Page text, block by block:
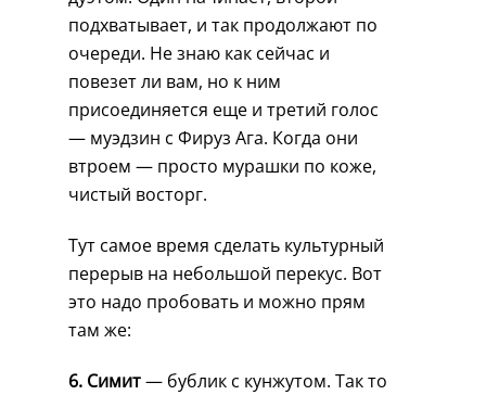
подхватывает, и так продолжают по
очереди. Не знаю как сейчас и
повезет ли вам, но к ним
присоединяется еще и третий голос
— муэдзин с Фируз Ага. Когда они
втроем — просто мурашки по коже,
чистый восторг.
Тут самое время сделать культурный
перерыв на небольшой перекус. Вот
это надо пробовать и можно прям
там же:
6. Симит— бублик с кунжутом. Так то